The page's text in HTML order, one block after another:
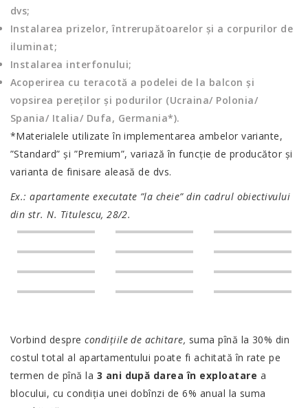
dvs;
Instalarea prizelor, întrerupătoarelor şi a corpurilor de
iluminat;
Instalarea interfonului;
Acoperirea cu teracotă a podelei de la balcon şi
vopsirea pereţilor şi podurilor (Ucraina/ Polonia/
Spania/ Italia/ Dufa, Germania*).
*Materialele utilizate în implementarea ambelor variante,
”Standard” și ”Premium”, variază în funcție de producător și
varianta de finisare aleasă de dvs.
Ex.: apartamente executate ”la cheie” din cadrul obiectivului
din str. N. Titulescu, 28/2.
Vorbind desprecondiţiile de achitare, suma pînă la 30% din
costul total al apartamentului poate fi achitată în rate pe
termen de pînă la 3 ani după darea în exploatare a
blocului, cu condiţia unei dobînzi de 6% anual la suma